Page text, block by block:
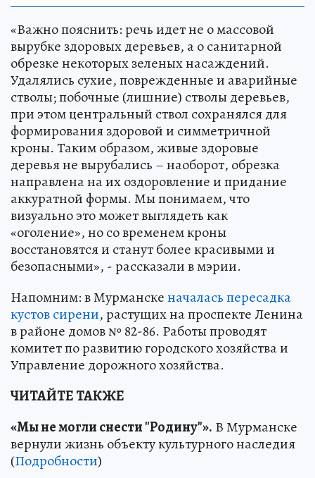
«Важно пояснить: речь идет не о массовой
вырубке здоровых деревьев, а о санитарной
обрезке некоторых зеленых насаждений.
Удалялись сухие, поврежденные и аварийные
стволы; побочные (лишние) стволы деревьев,
при этом центральный ствол сохранялся для
формирования здоровой и симметричной
кроны. Таким образом, живые здоровые
деревья не вырубались – наоборот, обрезка
направлена на их оздоровление и придание
аккуратной формы. Мы понимаем, что
визуально это может выглядеть как
«оголение», но со временем кроны
восстановятся и станут более красивыми и
безопасными», - рассказали в мэрии.
Напомним: в Мурманскеначалась пересадка
кустов сирени, растущих на проспекте Ленина
в районе домов № 82-86. Работы проводят
комитет по развитию городского хозяйства и
Управление дорожного хозяйства.
ЧИТАЙТЕ ТАКЖЕ
«Мы не могли снести "Родину"». В Мурманске
вернули жизнь объекту культурного наследия
(Подробности)